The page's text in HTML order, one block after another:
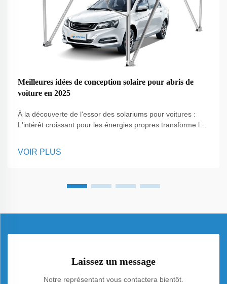
Meilleures idées de conception solaire pour abris de
voiture en 2025
À la découverte de l'essor des solariums pour voitures :
L'intérêt croissant pour les énergies propres transforme la
aujourd'hui est le solarium pour voiture. Contrairement aux
VOIR PLUS
Laissez un message
Notre représentant vous contactera bientôt.